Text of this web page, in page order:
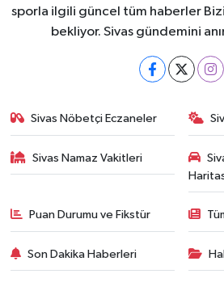
sporla ilgili güncel tüm haberler
bekliyor. Sivas gündemini
Sivas Nöbetçi Eczaneler
Sivas Namaz Vakitleri
Puan Durumu ve Fikstür
Son Dakika Haberleri